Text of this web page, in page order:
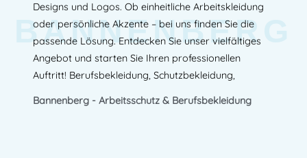
Designs und Logos. Ob einheitliche Arbeitskleidung
oder persönliche Akzente – bei uns finden Sie die
passende Lösung. Entdecken Sie unser vielfältiges
Angebot und starten Sie Ihren professionellen
Auftritt! Berufsbekleidung, Schutzbekleidung,
Bannenberg - Arbeitsschutz & Berufsbekleidung
BANNENBERG